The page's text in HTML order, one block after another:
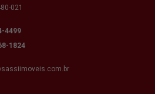
021
4499
1824